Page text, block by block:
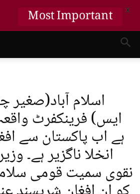
اسلام آباد(صغیر
ایس) فرینکفرٹ
ہے اب پاکستان سے
انخلا ناگزیر ہے۔
نقوی سمیت قومی
Most Important X